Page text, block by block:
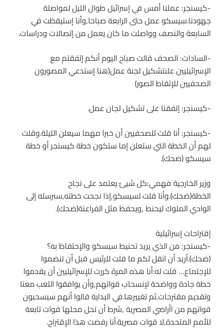
-كيسنجر: عملنا أمس في إسرائيل طوال الليل لمواصلة
جهودنا.سيسكو عمل حتى الرابعة صباحا,وأنا إستيقظت في
السابعة والنصف وواصلت ما كان يعمل من إتصالات ودراسات.
-السادات: الصحف قالت صباح اليوم أنكم إتفقتم مع
الإسرائيليين علىتشكيل لجنة عمل(هنا إستدعي المصورون
الصحفيين للإتقاط الصور)
-كيسنجر: إتفقنا على تشكيل لجان عمل.
-كيسنجر: أنا قلت للصحفيين أن خبرا مهما سيعلن الليلة.وقلت
لهم أن الخطة التي ستعلن إما ستكون خطة كيسنجر أو خطة
سيسكو (ضحك).
وزير الخارجية فهمي:كل شيئ يعتمد على نجاح
الخطة(ضحك).وأنا قلت لسيسكو,إذا نجحت خطته,سنرسله إلى
الوادي الملوك ليحنط ,ويحفظ مثل الفراعنة(ضحك).
إقتراحات إسرائيلية
-كيسنجر: من الذي يريد تحنيط سيسكو والإحتفاظ به؟
(ضحك).أريد أن انقل لكم ما قلت للرئيس قبل أن تنضموا
للإجتماع… قلت له:أنا هذه المرة كررت للإسرائيليين أن يقدموا
خطة جادة وواضحة لإنسحاب قواتهم,وأن يوافقوا اللعب معنا
وتقديم مقترحات,ثم تغييرها.في البداية قالوا أنهم سيسحبون
قواتهم من اأراضي المصرية ,شرط أن تحل محلها قوات تابعة
للأمم المتحدة,لا قوات مصرية.أنا رفضت هذا الإقتراح.